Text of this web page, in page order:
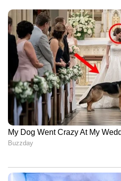
"കോന്നിയിലെ ഒരു
നിന്നുള്ള ഒരു
സ്വപ്നം കണ്ടു, അത്
ഇങ്ങനെയൊരു
കരുതിയിരുന്നില്ല. ഈ